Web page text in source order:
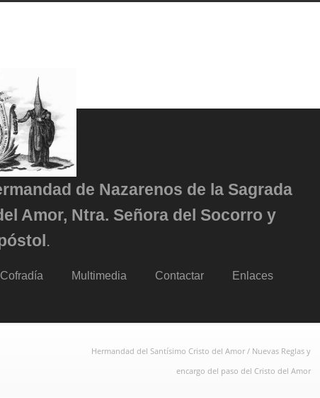
de Nazarenos de la Sagrada
Amor, Ntra. Señora del Socorro y
.
Cofradía Multimedia Contactar Enlaces
Hermandad del Santísimo Cristo del Amor / Nuevas Reglas y
encargo del paso del Cristo del Amor